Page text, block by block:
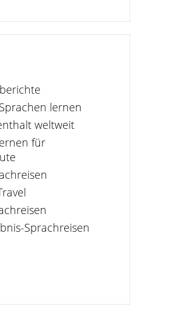
lernen
weltweit
für
Sprachreisen